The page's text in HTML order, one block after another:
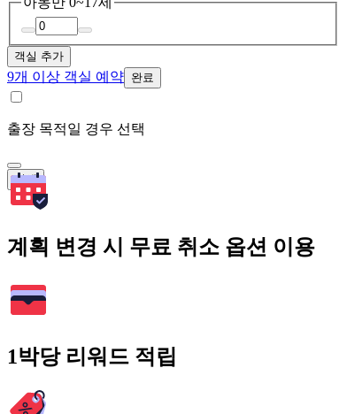
객실 추가
9개 이상 객실 예약 완료
출장 목적일 경우 선택
검색
계획 변경 시 무료 취소 옵션 이용
1박당 리워드 적립